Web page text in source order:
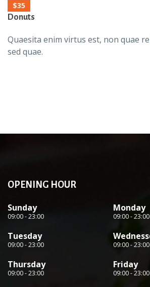
$35
Donuts
Quaesita enim virtus est, non quae
sed quae.
OPENING HOUR
Sunday
09:00 - 23:00
Monday
09:00 - 23:00
Tuesday
09:00 - 23:00 09:00 - 23:00
Thursday
09:00 - 23:00
Friday
09:00 - 23:00